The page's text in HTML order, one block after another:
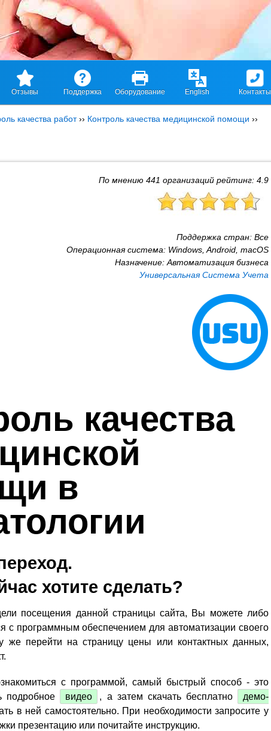
Отзывы Поддержка Оборудование English Контакты
качества работ›› Контроль качества медицинской помощи ››
По мнению 441 организаций рейтинг: 4.9
Поддержка стран: Все
Операционная система: Windows, Android, macOS
Назначение: Автоматизация бизнеса
Универсальная Система Учета
качества
в
хотите сделать?
посещения данной страницы сайта, Вы можете либо
с программным обеспечением для автоматизации своего
же перейти на страницу цены или контактных данных,
с программой, самый быстрый способ - это
подробное
видео , а затем скачать бесплатно
демо-
в ней самостоятельно. При необходимости запросите у
презентацию или почитайте инструкцию.